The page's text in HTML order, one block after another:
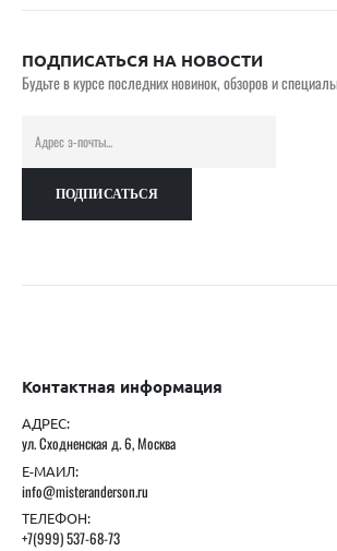
ПОДПИСАТЬСЯ НА НОВОСТИ
Будьте в курсе последних новинок, обзоров и
Контактная информация
АДРЕС:
ул. Сходненская д. 6, Москва
Е-МАИЛ:
info@misteranderson.ru
ТЕЛЕФОН:
+7(999) 537-68-73